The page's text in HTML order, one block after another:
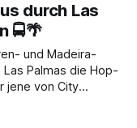
durch Las
🚍🌴
und Madeira-
Las Palmas die Hop-
jene von City